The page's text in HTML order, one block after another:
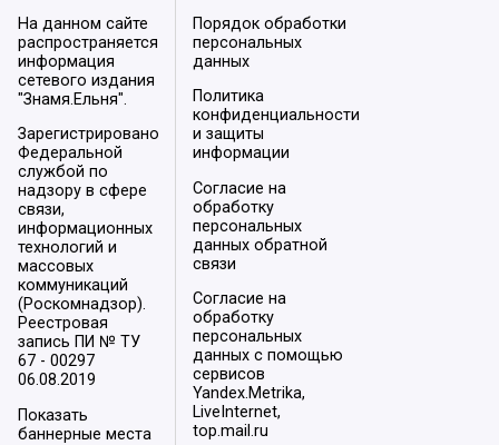
На данном сайте
распространяется
информация
сетевого издания
"Знамя.Ельня".
Зарегистрировано
Федеральной
службой по
надзору в сфере
связи,
информационных
технологий и
массовых
коммуникаций
(Роскомнадзор).
Реестровая
запись ПИ № ТУ
67 - 00297
06.08.2019
Показать
баннерные места
Порядок обработки
персональных
данных
Политика
конфиденциальности
и защиты
информации
Согласие на
обработку
персональных
данных обратной
связи
Согласие на
обработку
персональных
данных с помощью
сервисов
Yandex.Metrika,
LiveInternet,
top.mail.ru